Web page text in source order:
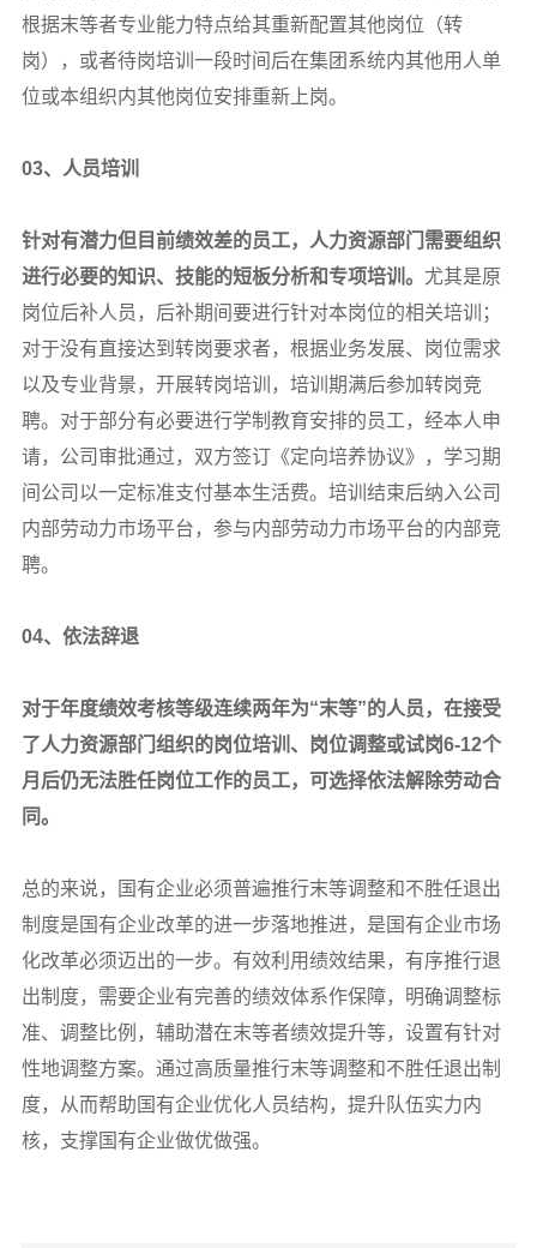
根据末等者专业能力特点给其重新配置其他岗位（转
岗），或者待岗培训一段时间后在集团系统内其他用人单
位或本组织内其他岗位安排重新上岗。
03、人员培训
针对有潜力但目前绩效差的员工，人力资源部门需要组织
进行必要的知识、技能的短板分析和专项培训。 尤其是原
岗位后补人员，后补期间要进行针对本岗位的相关培训；
对于没有直接达到转岗要求者，根据业务发展、岗位需求
以及专业背景，开展转岗培训，培训期满后参加转岗竞
聘。对于部分有必要进行学制教育安排的员工，经本人申
请，公司审批通过，双方签订《定向培养协议》，学习期
间公司以一定标准支付基本生活费。培训结束后纳入公司
内部劳动力市场平台，参与内部劳动力市场平台的内部竞
聘。
04、依法辞退
对于年度绩效考核等级连续两年为“末等”的人员，在接受
了人力资源部门组织的岗位培训、岗位调整或试岗6-12个
月后仍无法胜任岗位工作的员工，可选择依法解除劳动合
同。
总的来说，国有企业必须普遍推行末等调整和不胜任退出
制度是国有企业改革的进一步落地推进，是国有企业市场
化改革必须迈出的一步。有效利用绩效结果，有序推行退
出制度，需要企业有完善的绩效体系作保障，明确调整标
准、调整比例，辅助潜在末等者绩效提升等，设置有针对
性地调整方案。通过高质量推行末等调整和不胜任退出制
度，从而帮助国有企业优化人员结构，提升队伍实力内
核，支撑国有企业做优做强。